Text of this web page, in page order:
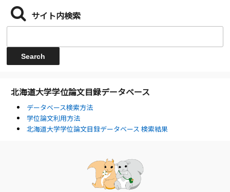
サイト内検索
北海道大学学位論文目録データベース
データベース検索方法
学位論文利用方法
北海道大学学位論文目録データベース 検索結果